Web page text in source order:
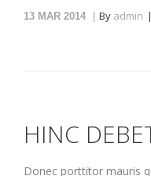
13 MAR 2014 By admin
HINC
Donec porttitor mauris